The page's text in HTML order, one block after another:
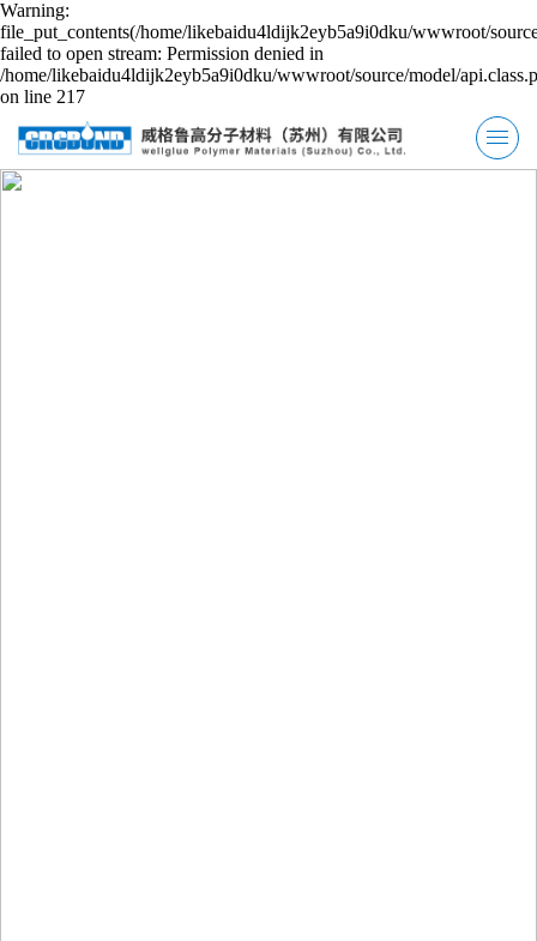
Warning:
file_put_contents(/home/likebaidu4ldijk2eyb5a9i0dku/wwwroot/
failed to open stream: Permission denied in
/home/likebaidu4ldijk2eyb5a9i0dku/wwwroot/source/model/
on line 217